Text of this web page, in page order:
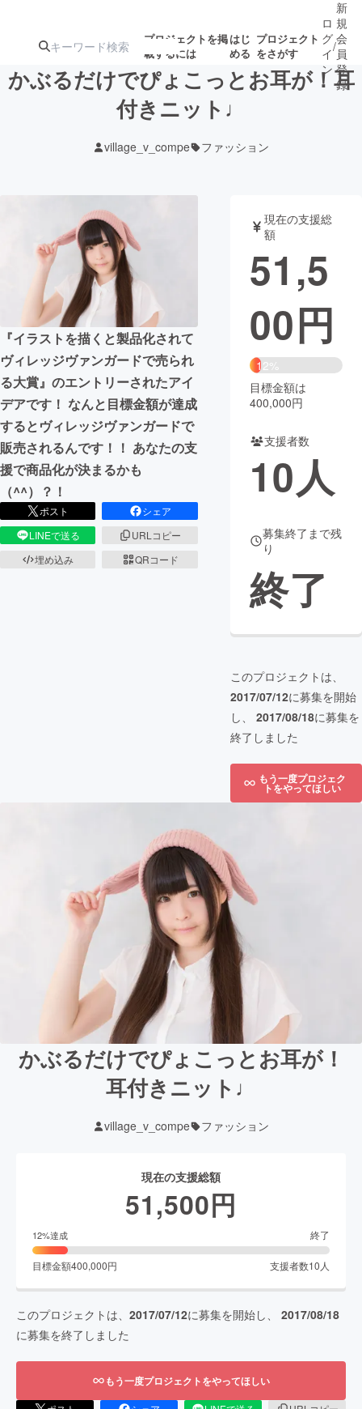
プロジェクトを掲
載するには
はじ
める
プロジェクト
をさがす
ターン
ジェクト
ロジェクト
アート・写真 音楽
テクノロジー・ガジェット ゲーム・
映像・映画 書籍・雑誌
ビジネス・起業 チャレンジ
まちづくり・地域活性化
CAMPFIRE for Social Good CAMPFIRE Creation
CAMPFIREふるさと納税
コミュニティ
ロ
グ
イ
ン
/
新
規
会
員
登
録
かぶるだけでぴょこっとお耳が！耳
付きニット♩
village_v_compe ファッション
『イラストを描くと製品化されて
ヴィレッジヴァンガードで売られ
る大賞』のエントリーされたアイ
デアです！ なんと目標金額が達成
するとヴィレッジヴァンガードで
販売されるんです！！ あなたの支
援で商品化が決まるかも
（^^）？！
ポスト
シェア
LINEで送る
URLコピー
埋め込み
QRコード
現在の支援総
額
51,5
00円
12%
目標金額は
400,000円
支援者数
10人
募集終了まで残
り
終了
このプロジェクトは、
2017/07/12に募集を開始
し、 2017/08/18に募集を
終了しました
もう一度プロジェク
トをやってほしい
かぶるだけでぴょこっとお耳が！
耳付きニット♩
village_v_compe ファッション
現在の支援総額
51,500円
12%達成 終了
目標金額400,000円 支援者数10 人
このプロジェクトは、 2017/07/12に募集を開始し、 2017/08/18
に募集を終了しました
もう一度プロジェクトをやってほしい